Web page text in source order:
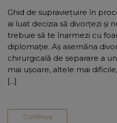
Ghid de supraviețuire în
ai luat decizia să divorțezi și
trebuie să te înarmezi cu
diplomație. Aș asemăna
chirurgicală de separare a
mai ușoare, altele mai
[...]
Continua